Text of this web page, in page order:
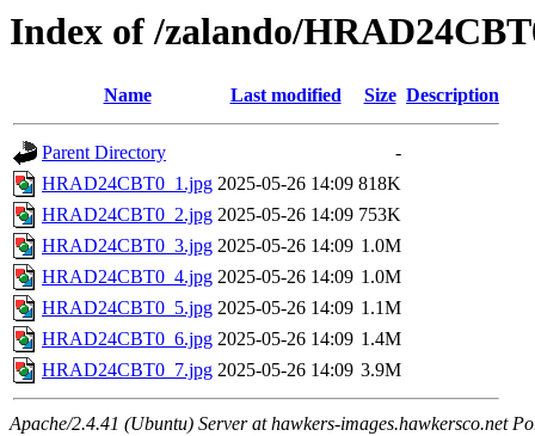
Index of /zalando/
Name Last modified Size Description
Parent Directory
-
HRAD24CBT0_1.jpg 2025-05-26 14:09 818K
HRAD24CBT0_2.jpg 2025-05-26 14:09 753K
HRAD24CBT0_3.jpg 2025-05-26 14:09 1.0M
HRAD24CBT0_4.jpg 2025-05-26 14:09 1.0M
HRAD24CBT0_5.jpg 2025-05-26 14:09 1.1M
HRAD24CBT0_6.jpg 2025-05-26 14:09 1.4M
HRAD24CBT0_7.jpg 2025-05-26 14:09 3.9M
Apache/2.4.41 (Ubuntu) Server at hawkers-images.hawkersco.net